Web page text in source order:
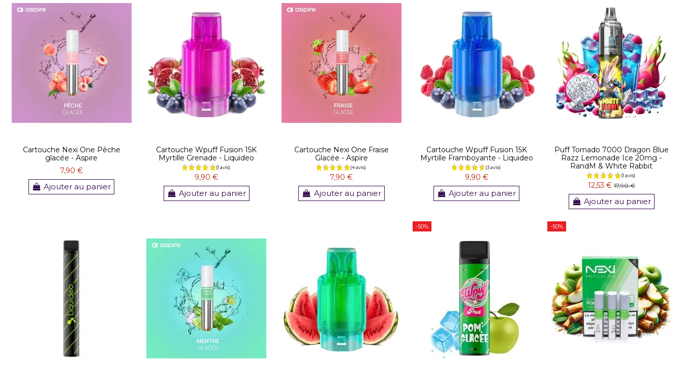
(1 avis)
Cartouche Nexi One Pêche
glacée - Aspire
7,90 €
Ajouter au panier
Cartouche Wpuff Fusion 15K
Myrtille Grenade - Liquideo
9,90 €
Ajouter au panier
Cartouche Nexi One Fraise
Glacée - Aspire
7,90 €
Ajouter au panier
Cartouche Wpuff Fusion 15K
Myrtille Framboyante - Liquideo
9,90 €
Ajouter au panier
Puff Tornado 7000 Dragon Blue
Razz Lemonade Ice 20mg -
RandM & White Rabbit
12,53 €17,90 €
Ajouter au panier
-50% -50%